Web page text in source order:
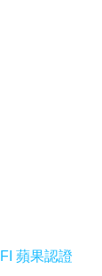
蘋果認證